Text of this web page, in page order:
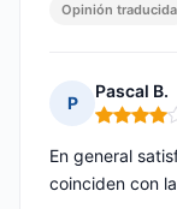
Opinión traducida
P
Pascal B.
Nota: 4 de
En general
coinciden con